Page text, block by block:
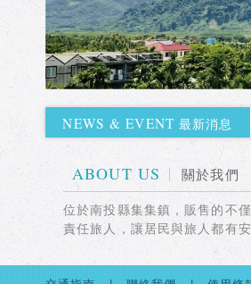
NEWS & EVENT 最新消息
ABOUT US 關於我們
位於南投縣集集鎮，販售的不
責任旅人，讓居民與旅人都有